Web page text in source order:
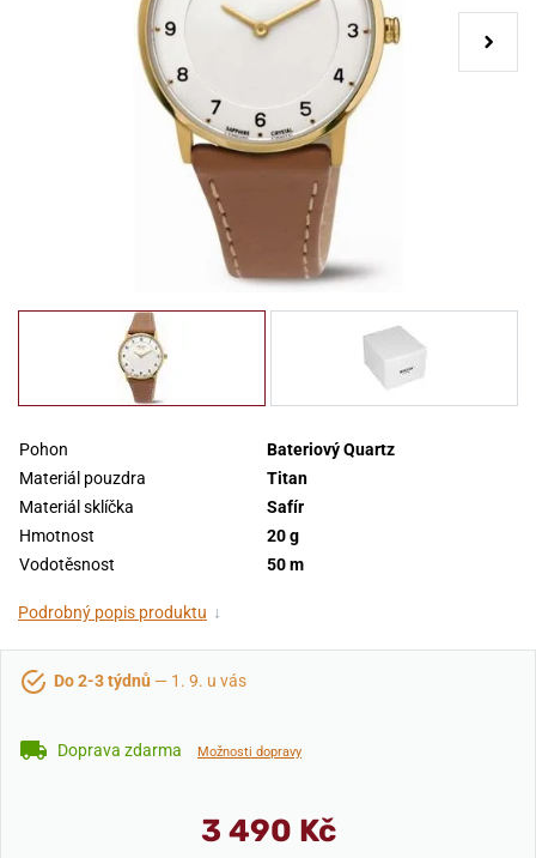
Pohon
Bateriový Quartz
Materiál pouzdra
Titan
Materiál sklíčka
Safír
Hmotnost
20 g
Vodotěsnost
50 m
Podrobný popis produktu ↓
Do 2-3 týdnů — 1. 9. u vás
Doprava zdarma Možnosti dopravy
3 490 Kč